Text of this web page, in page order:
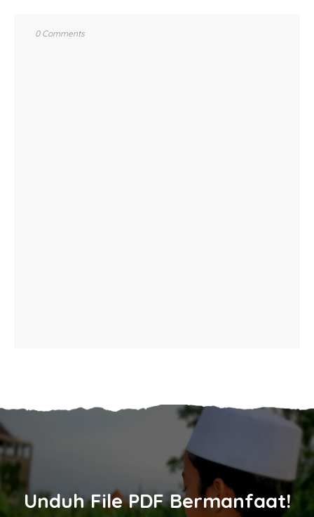
0 Comments
Unduh File PDF Bermanfaat!